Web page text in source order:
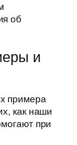
об
и
примера
как наши
при